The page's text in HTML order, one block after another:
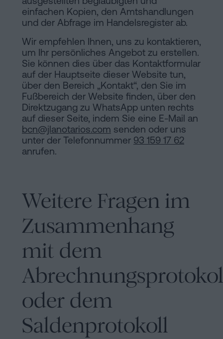
einfachen Kopien, den Amtshandlungen
und der Abfrage im Handelsregister ab.
Wir empfehlen Ihnen, uns zu kontaktieren,
um Ihr persönliches Angebot zu erstellen.
Sie können dies über das Kontaktformular
auf der Hauptseite dieser Website tun,
über den Bereich „Kontakt“, den Sie im
Fußbereich der Website finden, über den
Direktzugang zu WhatsApp unten rechts
auf dieser Seite, indem Sie eine E-Mail an
bcn@jlanotarios.com senden oder uns
unter der Telefonnummer 93 159 17 62
anrufen.
Weitere Fragen im
Zusammenhang
mit dem
oder dem
Saldenprotokoll